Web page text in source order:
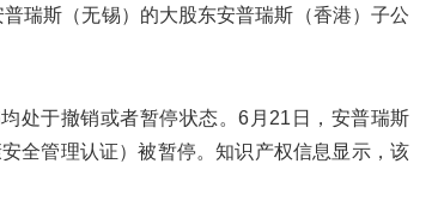
瑞斯（无锡）的大股东安普瑞斯（香港）子公
处于撤销或者暂停状态。6月21日，安普瑞斯
全管理认证）被暂停。知识产权信息显示，该